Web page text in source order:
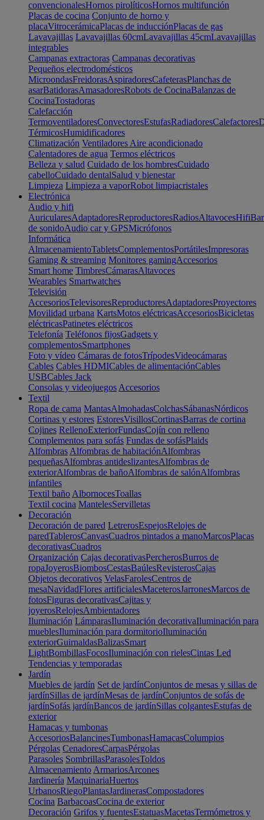
convencionalesHornos pirolíticosHornos multifunción
Placas de cocina Conjunto de horno y
placaVitrocerámicaPlacas de inducciónPlacas de gas
Lavavajillas Lavavajillas 60cmLavavajillas 45cmLavavajillas
integrables
Campanas extractoras Campanas decorativas
Pequeños electrodomésticos
MicroondasFreidorasAspiradoresCafeterasPlanchas de
asarBatidorasAmasadoresRobots de CocinaBalanzas de
CocinaTostadoras
Calefacción
TermoventiladoresConvectoresEstufasRadiadoresCalefactores
TérmicosHumidificadores
Climatización Ventiladores Aire acondicionado
Calentadores de agua Termos eléctricos
Belleza y salud Cuidado de los hombresCuidado
cabelloCuidado dentalSalud y bienestar
Limpieza Limpieza a vaporRobot limpiacristales
Electrónica
Audio y hifi
AuricularesAdaptadoresReproductoresRadiosAltavocesHifi
de sonidoAudio car y GPSMicrófonos
Informática
AlmacenamientoTabletsComplementosPortátilesImpresoras
Gaming & streaming Monitores gamingAccesorios
Smart home TimbresCámarasAltavoces
Wearables Smartwatches
Televisión
AccesoriosTelevisoresReproductoresAdaptadoresProyectores
Movilidad urbana KartsMotos eléctricasAccesoriosBicicletas
eléctricasPatinetes eléctricos
Telefonía Teléfonos fijosGadgets y
complementosSmartphones
Foto y vídeo Cámaras de fotosTrípodesVideocámaras
Cables Cables HDMICables de alimentaciónCables
USBCables Jack
Consolas y videojuegos Accesorios
Textil
Ropa de cama MantasAlmohadasColchasSábanasNórdicos
Cortinas y estores EstoresVisillosCortinasBarras de cortina
Cojines RellenoExteriorFundasCojín con relleno
Complementos para sofás Fundas de sofásPlaids
Alfombras Alfombras de habitaciónAlfombras
pequeñasAlfombras antideslizantesAlfombras de
exteriorAlfombras de bañoAlfombras de salónAlfombras
infantiles
Textil baño AlbornocesToallas
Textil cocina MantelesServilletas
Decoración
Decoración de pared LetrerosEspejosRelojes de
paredTablerosCanvasCuadros pintados a manoMarcosPlacas
decorativasCuadros
Organización Cajas decorativasPercherosBurros de
ropaJoyerosBiombosCestasBaúlesRevisterosCajas
Objetos decorativos VelasFarolesCentros de
mesaNavidadFlores artificialesMaceterosJarronesMarcos de
fotosFiguras decorativasCajitas y
joyerosRelojesAmbientadores
Iluminación LámparasIluminación decorativaIluminación para
mueblesIluminación para dormitorioIluminación
exteriorGuirnaldasBalizasSmart
LightBombillasFocosIluminación con rielesCintas Led
Tendencias y temporadas
Jardín
Muebles de jardín Set de jardínConjuntos de mesas y sillas de
jardínSillas de jardínMesas de jardínConjuntos de sofás de
jardínSofás jardínBancos de jardínSillas colgantesEstufas de
exterior
Hamacas y tumbonas
AccesoriosBalancinesTumbonasHamacasColumpios
Pérgolas CenadoresCarpasPérgolas
Parasoles SombrillasParasolesToldos
Almacenamiento ArmariosArcones
Jardinería MaquinariaHuertos
UrbanosRiegoPlantasJardinerasCompostadores
Cocina BarbacoasCocina de exterior
Decoración Grifos y fuentesEstatuasMacetasTermómetros y